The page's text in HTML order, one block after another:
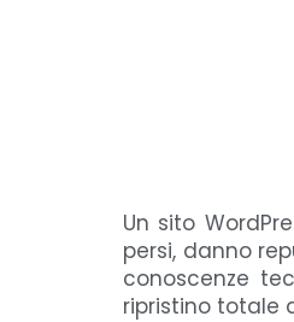
Un sito
persi, danno
conoscenze
ripristino totale